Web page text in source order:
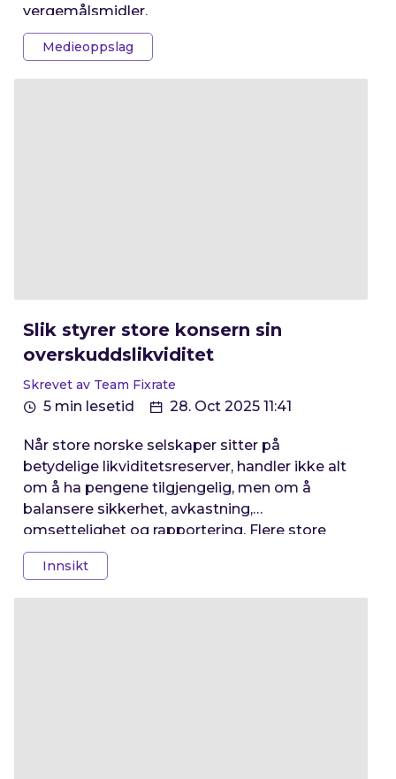
vergemålsmidler.
Medieoppslag
Slik styrer store konsern sin
overskuddslikviditet
Skrevet av Team Fixrate
5 min lesetid 28. Oct 2025 11:41
Når store norske selskaper sitter på
betydelige likviditetsreserver, handler ikke alt
om å ha pengene tilgjengelig, men om å
balansere sikkerhet, avkastning,
omsettelighet og rapportering. Flere store
virksomheter i Norge benytter i dag Fixrate for
å plassere overskuddslikviditet. Her ser vi
nærmere på hvordan Hafslund og Bonheur
Innsikt